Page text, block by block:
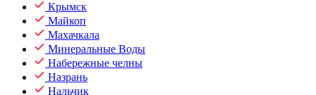
Крымск
Майкоп
Махачкала
Минеральные Воды
Набережные челны
Назрань
Нальчик